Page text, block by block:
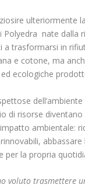
ulteriormente
Polyedra nate dalla
a trasformarsi in
e cotone, ma
ecologiche
di risorse
ambientale:
per la propria
voluto trasmettere